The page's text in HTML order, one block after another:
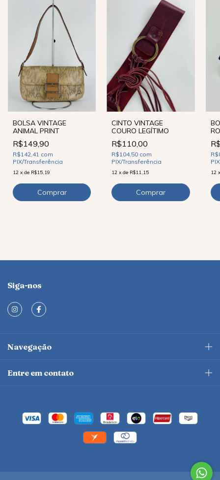
BOLSA VINTAGE
ANIMAL PRINT
R$149,90
R$142,41 com
PIX/Transferência
12 x de R$15,19
CINTO VINTAGE
COURO LEGÍTIMO
R$110,00
R$104,50 com
PIX/Transferência
12 xde R$11,15 12
Siga-nos
Navegação
Entre em contato